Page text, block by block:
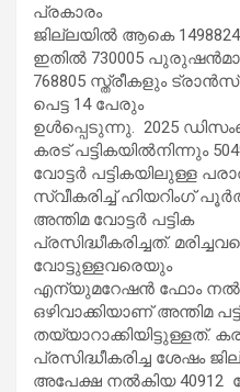
പ്രകാരം
ജില്ലയില്‍ ആകെ
ഇതില്‍ 730005
768805 സ്ത്രീകളും
പെട്ട 14 പേരും
ഉള്‍പ്പെടുന്നു. 2025
കരട് പട്ടികയില്‍നിന്നും
വോട്ടര്‍ പട്ടികയിലുള്ള
സ്വീകരിച്ച് ഹിയറിംഗ്
അന്തിമ വോട്ടര്‍ പട്ടിക
പ്രസിദ്ധീകരിച്ചത്.
വോട്ടുള്ളവരെയും
എന്യുമറേഷന്‍ ഫോം
ഒഴിവാക്കിയാണ് അന്തിമ
തയ്യാറാക്കിയിട്ടുള്ളത്.
പ്രസിദ്ധീകരിച്ച ശേഷം
അപേക്ഷ നല്‍കിയ 40912